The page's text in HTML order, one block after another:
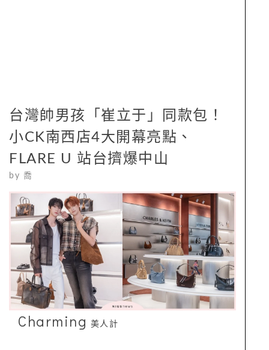
台灣帥男孩「崔立于」同款包！
小CK南西店4大開幕亮點、
FLARE U 站台擠爆中山
by 喬
Charming 美人計